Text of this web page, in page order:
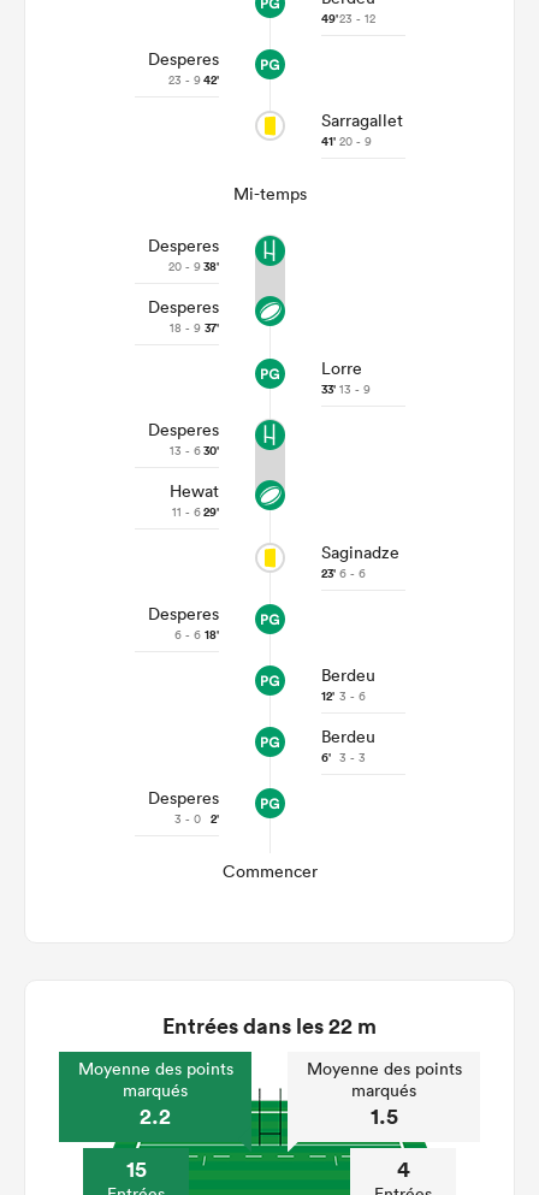
49'23 - 12
Desperes
23 - 942'
Sarragallet
41' 20 - 9
Mi-temps
Desperes
20 - 938'
Desperes
18 - 9 37'
Lorre
33' 13 - 9
Desperes
13 - 630'
Hewat
11 - 629'
Saginadze
23' 6 - 6
Desperes
6 - 6 18'
Berdeu
12' 3 - 6
Berdeu
6' 3 - 3
Desperes
3 - 0 2'
Commencer
Entrées dans les 22 m
Moyenne des points
marqués
2.2
15
Moyenne des points
marqués
1.5
4